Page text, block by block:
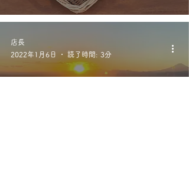
店長
2022年1月6日
読了時間: 3分